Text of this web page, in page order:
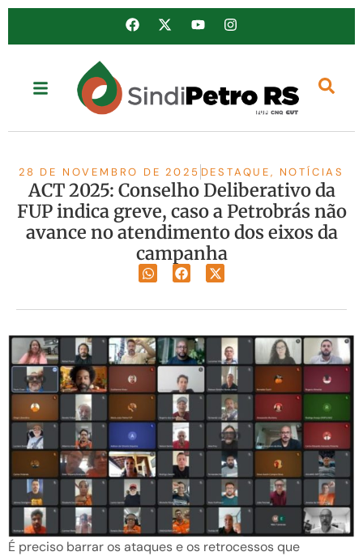
28 DE NOVEMBRO DE 2025 DESTAQUE, NOTÍCIAS
ACT 2025: Conselho Deliberativo da
FUP indica greve, caso a Petrobrás não
avance no atendimento dos eixos da
campanha
É preciso barrar os ataques e os retrocessos que